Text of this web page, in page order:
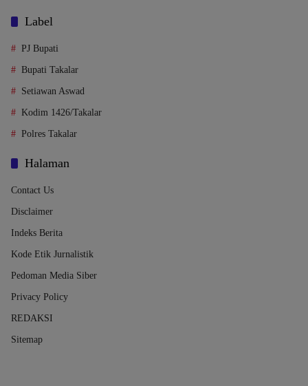
Label
PJ Bupati
Bupati Takalar
Setiawan Aswad
Kodim 1426/Takalar
Polres Takalar
Halaman
Contact Us
Disclaimer
Indeks Berita
Kode Etik Jurnalistik
Pedoman Media Siber
Privacy Policy
REDAKSI
Sitemap